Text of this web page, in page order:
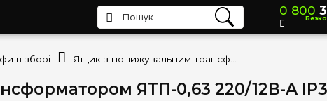
ЯТП-0,63 220/12В-A
0 800
в зборі